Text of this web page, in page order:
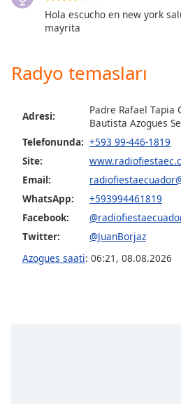
Font
Reset
Modal
Dialog
dialog
window.
Hola escucho en new york
mayrita
Radyo temasları
Adresi:
Padre Rafael Tapia
Bautista Azogues
Telefonunda: +593 99-446-1819
Site:
Email:
WhatsApp:
+593994461819
Facebook:
Twitter:
@JuanBorjaz
Azogues saati: 06:21 , 08.08.2026